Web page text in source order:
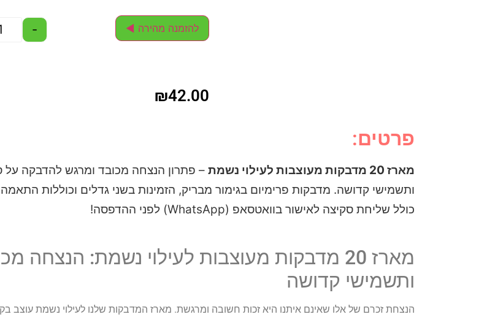
- להזמנה מהירה ◄
₪42.00
פרטים:
מארז 20 מדבקות מעוצבות לעילוי נשמת
– פתרון הנצחה מכובד ומרגש להדבקה על
ותשמישי קדושה. מדבקות פרימיום בגימור מבריק, הזמינות בשני גדלים וכוללות
כולל שליחת סקיצה לאישור בוואטסאפ (WhatsApp) לפני ההדפסה!
מארז 20 מדבקות מעוצבות לעילוי נשמת: הנצחה
ותשמישי קדושה
הנצחת זכרם של אלו שאינם איתנו היא זכות חשובה ומרגשת. מארז המדבקות שלנו לעילוי נשמת עוצב